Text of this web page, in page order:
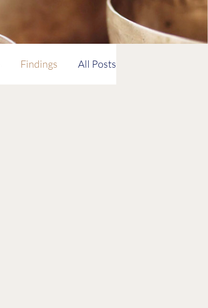
All Posts
Findings